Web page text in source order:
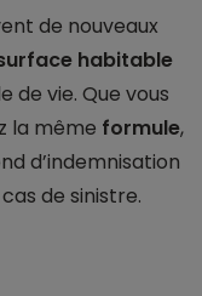
de nouveaux
habitable
de vie. Que vous
la même formule,
d’indemnisation
de sinistre.